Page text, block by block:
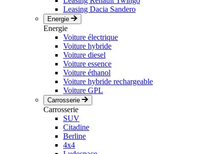
Leasing Dacia Sandero
Energie
Energie
Voiture électrique
Voiture hybride
Voiture diesel
Voiture essence
Voiture éthanol
Voiture hybride rechargeable
Voiture GPL
Carrosserie
Carrosserie
SUV
Citadine
Berline
4x4